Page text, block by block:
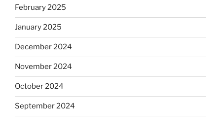
February 2025
January 2025
December 2024
November 2024
October 2024
September 2024